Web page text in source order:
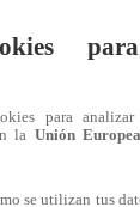
el gran reto que
este sábado
para
la Unión Europea
se utilizan tus